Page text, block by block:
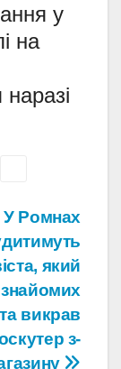
у
на
У Ромнах
який
та викрав
з-